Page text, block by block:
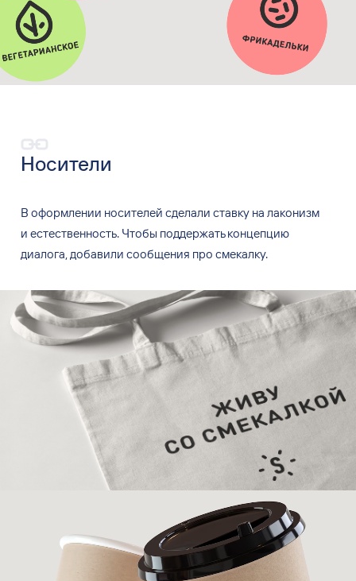
Носители
В оформлении носителей сделали ставку на лаконизм
и естественность. Чтобы поддержать концепцию
диалога, добавили сообщения про смекалку.